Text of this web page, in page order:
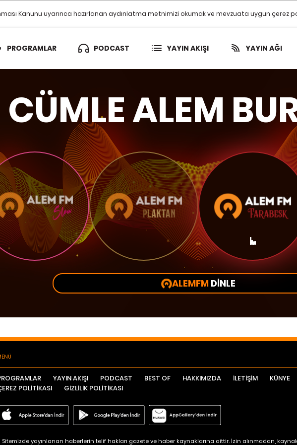
Kanunu uyarınca hazırlanan aydınlatma metnimizi okumak ve mevzuata uygun çerez
PROGRAMLAR PODCAST YAYIN AKIŞI YAYIN AĞI
CÜMLE ALEM
ALEMFM DİNLE
YAYIN AKIŞI PODCAST BEST OF HAKKIMIZDA İLETİŞİM KÜNYE
POLİTİKASI
GİZLİLİK POLİTİKASI
Sitemizde yayınlanan haberlerin telif hakları gazete ve haber kaynaklarına aittir. İzin alınmadan,